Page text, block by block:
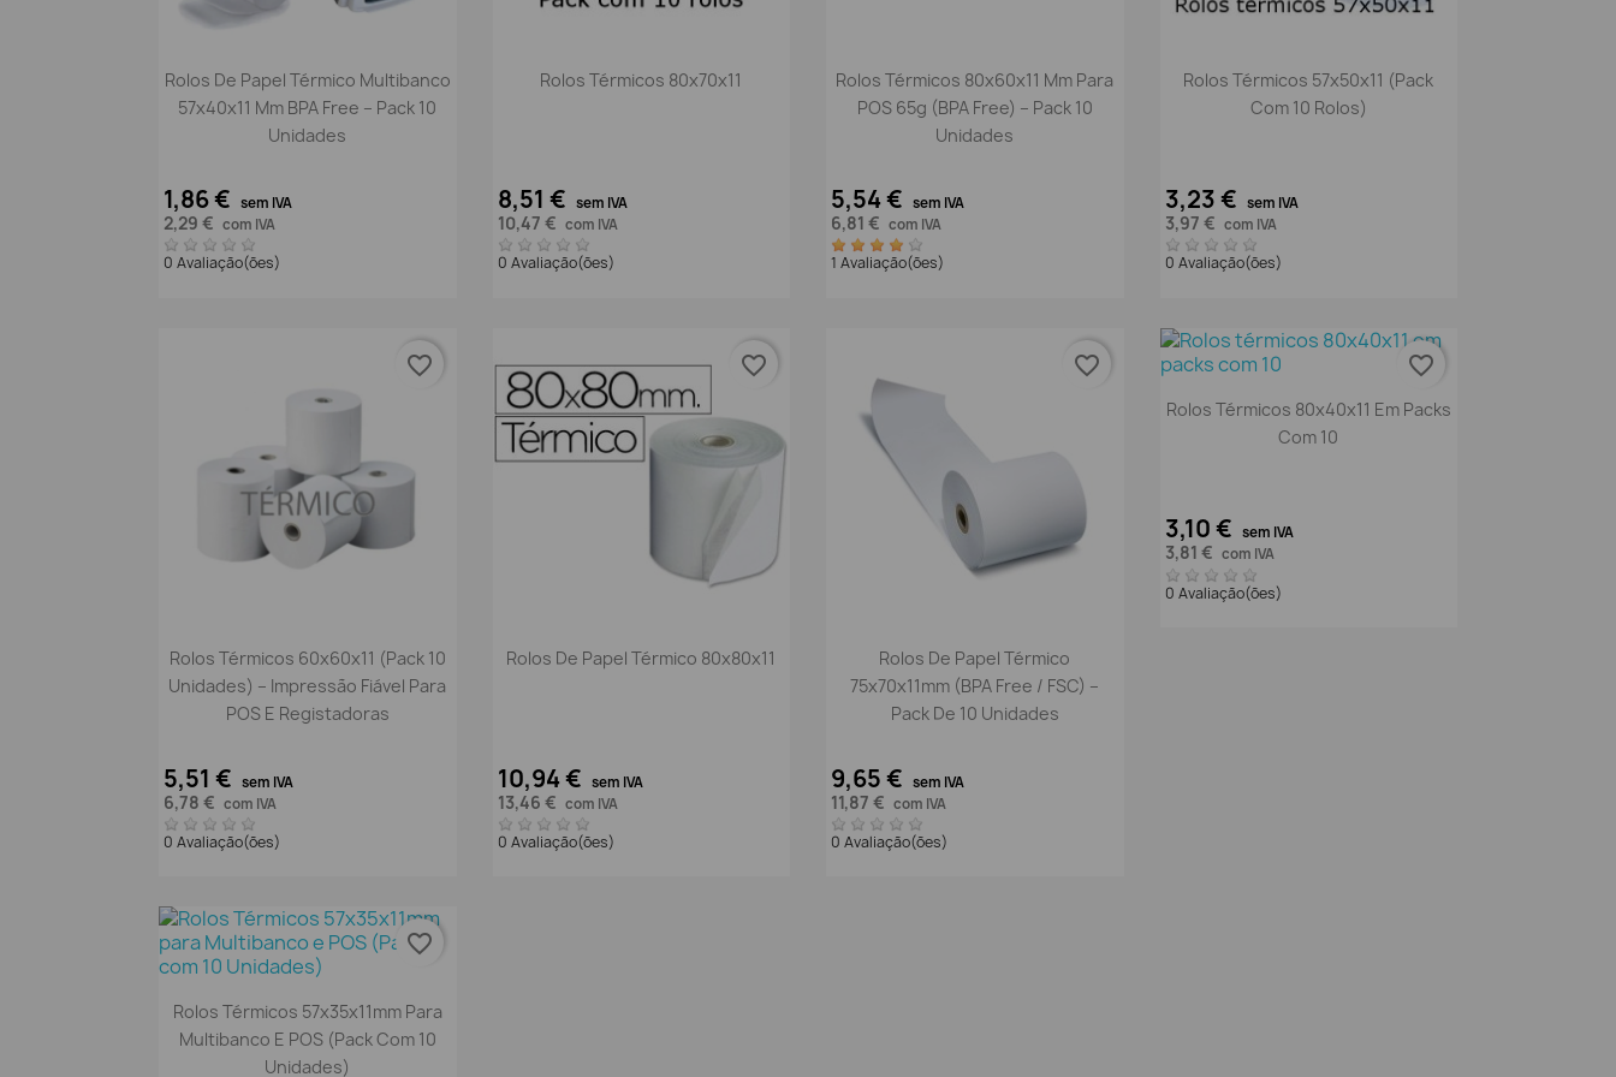
Vista rápida
Rolos De Papel Térmico Multibanco
57x40x11 Mm BPA Free – Pack 10
Unidades
1,86 € sem IVA
2,29 € com IVA
0 Avaliação(ões)
Vista rápida
Rolos Térmicos 80x70x11
8,51 € sem IVA
10,47 € com IVA
0 Avaliação(ões)
Vista rápida
Rolos Térmicos 80x60x11 Mm Para
POS 65g (BPA Free) – Pack 10
Unidades
5,54 € sem IVA
6,81 € com IVA
1 Avaliação(ões)
Vista rápida
Rolos Térmicos 57x50x11 (pack
Com 10 Rolos)
3,23 € sem IVA
3,97 € com IVA
0 Avaliação(ões)
Vista rápida
Rolos Térmicos 60x60x11 (Pack 10
Unidades) – Impressão Fiável Para
POS E Registadoras
5,51 € sem IVA
6,78 € com IVA
0 Avaliação(ões)
favorite_border
Vista rápida
Rolos De Papel Térmico 80x80x11
10,94 € sem IVA
13,46 € com IVA
0 Avaliação(ões)
favorite_border
Vista rápida
Rolos De Papel Térmico
75x70x11mm (BPA Free / FSC) –
Pack De 10 Unidades
9,65 € sem IVA
11,87 € com IVA
0 Avaliação(ões)
favorite_border
Vista rápida
Rolos Térmicos 80x40x11 Em Packs
Com 10
3,10 € sem IVA
3,81 € com IVA
0 Avaliação(ões)
favorite_border
Vista rápida
Rolos Térmicos 57x35x11mm Para
Multibanco E POS (Pack Com 10
Unidades)
favorite_border